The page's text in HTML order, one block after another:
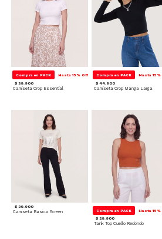
Compra en PACK Hasta 15% Off
$ 39.900
Camiseta Crop Essential
Compra en PACK Hasta 15%
$ 44.900
Camiseta Crop Manga Larga
$ 39.900
Camiseta Basica Screen Compra en PACK Hasta 15%
$ 29.900
Tank Top Cuello Redondo